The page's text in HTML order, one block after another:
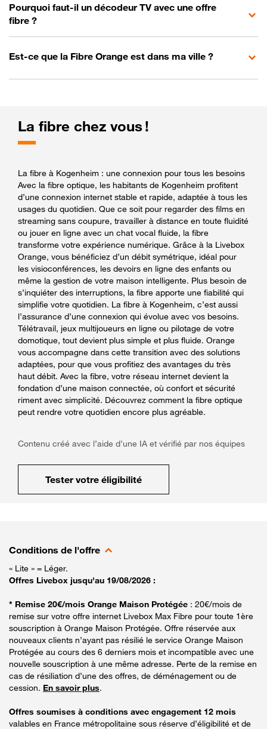
Pourquoi faut-il un décodeur TV avec une offre
fibre ?
Est-ce que la Fibre Orange est dans ma ville ?
La fibre chez vous !
La fibre à Kogenheim : une connexion pour tous les besoins
Avec la fibre optique, les habitants de Kogenheim profitent
d’une connexion internet stable et rapide, adaptée à tous les
usages du quotidien. Que ce soit pour regarder des films en
streaming sans coupure, travailler à distance en toute fluidité
ou jouer en ligne avec un chat vocal fluide, la fibre
transforme votre expérience numérique. Grâce à la Livebox
Orange, vous bénéficiez d’un débit symétrique, idéal pour
les visioconférences, les devoirs en ligne des enfants ou
même la gestion de votre maison intelligente. Plus besoin de
s’inquiéter des interruptions, la fibre apporte une fiabilité qui
simplifie votre quotidien. La fibre à Kogenheim, c’est aussi
l’assurance d’une connexion qui évolue avec vos besoins.
Télétravail, jeux multijoueurs en ligne ou pilotage de votre
domotique, tout devient plus simple et plus fluide. Orange
vous accompagne dans cette transition avec des solutions
adaptées, pour que vous profitiez des avantages du très
haut débit. Avec la fibre, votre réseau internet devient la
fondation d’une maison connectée, où confort et sécurité
riment avec simplicité. Découvrez comment la fibre optique
peut rendre votre quotidien encore plus agréable.
Contenu créé avec l’aide d’une IA et vérifié par nos équipes
Tester votre éligibilité
Conditions de l'offre
« Lite » = Léger.
Offres Livebox jusqu'au 19/08/2026 :
* Remise 20€/mois Orange Maison Protégée : 20€/mois de
remise sur votre offre internet Livebox Max Fibre pour toute 1ère
souscription à Orange Maison Protégée. Offre réservée aux
nouveaux clients n’ayant pas résilié le service Orange Maison
Protégée au cours des 6 derniers mois et incompatible avec une
nouvelle souscription à une même adresse. Perte de la remise en
cas de résiliation d’une des offres, de déménagement ou de
cession. En savoir plus.
Offres soumises à conditions avec engagement 12 mois
valables en France métropolitaine sous réserve d’éligibilité et de